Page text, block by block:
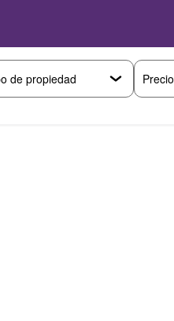
Precio